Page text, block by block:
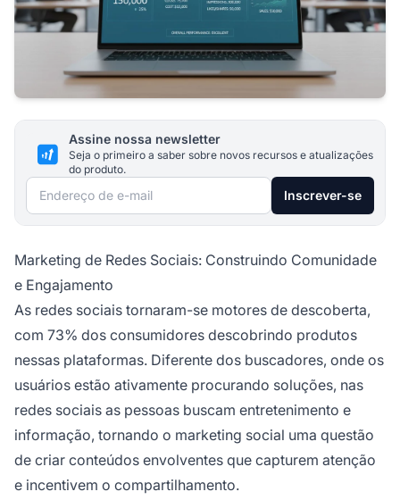
Assine nossa newsletter
Seja o primeiro a saber sobre novos recursos e atualizações
do produto.
Endereço de e-mail Inscrever-se
Marketing de Redes Sociais: Construindo Comunidade
e Engajamento
As redes sociais tornaram-se motores de descoberta,
com 73% dos consumidores descobrindo produtos
nessas plataformas. Diferente dos buscadores, onde os
usuários estão ativamente procurando soluções, nas
redes sociais as pessoas buscam entretenimento e
informação, tornando o marketing social uma questão
de criar conteúdos envolventes que capturem atenção
e incentivem o compartilhamento.